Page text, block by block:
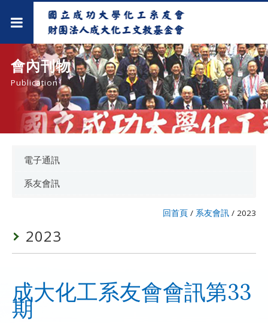
會內刊物
Publication
電子通訊
系友會訊
回首頁 / 系友會訊 / 2023
2023
成大化工系友會會訊第33
期